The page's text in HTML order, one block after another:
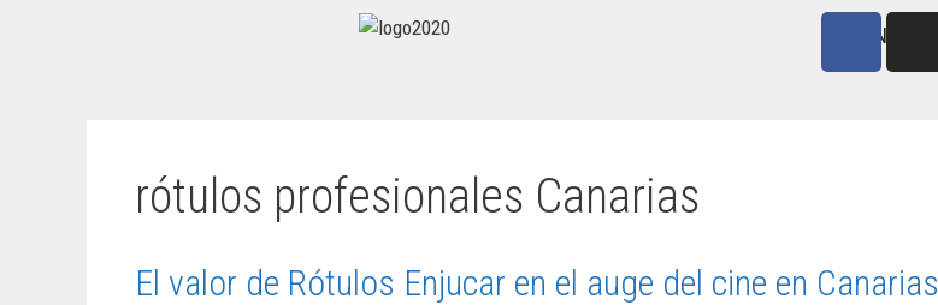
INICIO
rótulos profesionales Canarias
El valor de Rótulos Enjucar en el auge del cine en Canarias